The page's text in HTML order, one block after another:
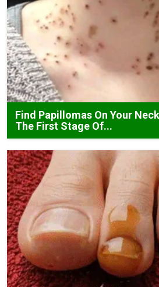
Find Papillomas On Your
The First Stage Of...